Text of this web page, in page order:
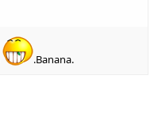
.Banana.